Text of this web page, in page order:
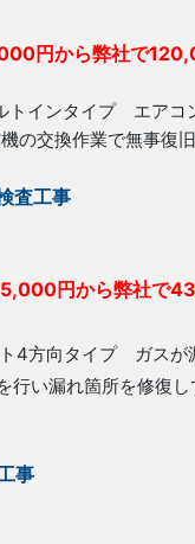
円から弊社で
インタイプ エアコ
の交換作業で無事復旧
査工事
円から弊社で
4方向タイプ ガスが
行い漏れ箇所を修復
事